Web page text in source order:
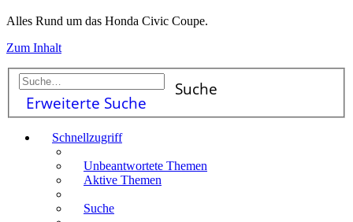
Alles Rund um das Honda Civic Coupe.
Zum Inhalt
Suche
Erweiterte Suche
Schnellzugriff
Unbeantwortete Themen
Aktive Themen
Suche